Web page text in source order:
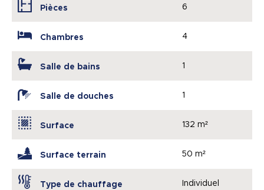
Pièces 6
Chambres 4
Salle de bains 1
Salle de douches 1
Surface 132 m²
Surface terrain 50 m²
Type de chauffage Individuel